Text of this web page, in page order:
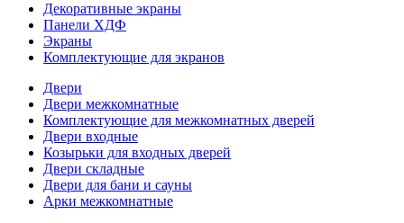
Декоративные экраны
Панели ХДФ
Экраны
Комплектующие для экранов
Двери
Двери межкомнатные
Комплектующие для межкомнатных дверей
Двери входные
Козырьки для входных дверей
Двери складные
Двери для бани и сауны
Арки межкомнатные